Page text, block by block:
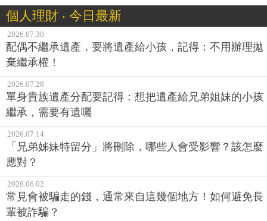
個人理財 ‧ 今日最新
2026.07.30
配偶不繼承遺產，要將遺產給小孩，記得：不用辦理拋
棄繼承權！
2026.07.28
單身貴族遺產分配要記得：想把遺產給兄弟姐妹的小孩
繼承，需要有遺囑
2026.07.14
「兄弟姊妹特留分」將刪除，哪些人會受影響？該怎麼
應對？
2026.06.02
常見會被騙走的錢，通常來自這幾個地方！如何避免長
輩被詐騙？